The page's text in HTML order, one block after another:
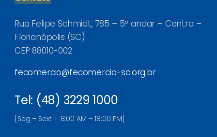
Rua Felipe Schmidt, 785 – 5º andar – Centro –
Florianópolis (SC)
CEP 88010-002
fecomercio@fecomercio-sc.org.br
Tel: (48) 3229 1000
[Seg – Sext | 8:00 AM – 18:00 PM]